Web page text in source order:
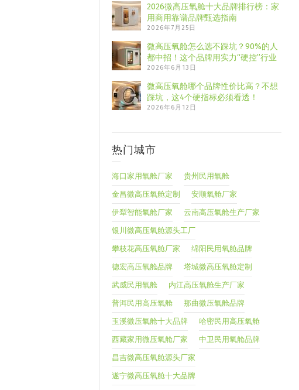
2026微高压氧舱十大品牌排行榜：家
用商用靠谱品牌甄选指南
2026年7月25日
微高压氧舱怎么选不踩坑？90%的人
都中招！这个品牌用实力“硬控”行业
2026年6月13日
微高压氧舱哪个品牌性价比高？不想
踩坑，这4个硬指标必须看透！
2026年6月12日
热门城市
海口家用氧舱厂家 贵州民用氧舱
金昌微高压氧舱定制 安顺氧舱厂家
伊犁智能氧舱厂家 云南高压氧舱生产厂家
银川微高压氧舱源头工厂
攀枝花高压氧舱厂家 绵阳民用氧舱品牌
德宏高压氧舱品牌 塔城微高压氧舱定制
武威民用氧舱 内江高压氧舱生产厂家
普洱民用高压氧舱 那曲微压氧舱品牌
玉溪微压氧舱十大品牌 哈密民用高压氧舱
西藏家用微压氧舱厂家 中卫民用氧舱品牌
昌吉微高压氧舱源头厂家
遂宁微高压氧舱十大品牌